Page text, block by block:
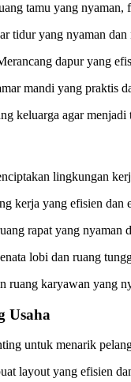
tamu yang nyaman,
tidur yang nyaman
dapur yang
mandi yang praktis
keluarga agar
lingkungan
kerja yang efisien
rapat yang nyaman
lobi dan ruang
ruang karyawan yang
Usaha
untuk menarik
layout yang efisien